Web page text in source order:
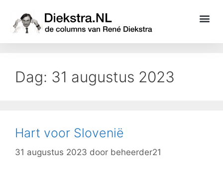
Dag: 31 augustus 2023
Hart voor Slovenië
31 augustus 2023 door beheerder21